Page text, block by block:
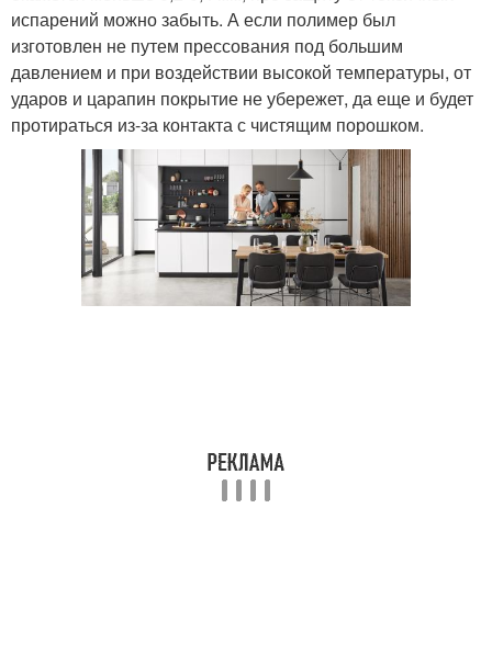
испарений можно забыть. А если полимер был
изготовлен не путем прессования под большим
давлением и при воздействии высокой температуры, от
ударов и царапин покрытие не убережет, да еще и будет
протираться из-за контакта с чистящим порошком.